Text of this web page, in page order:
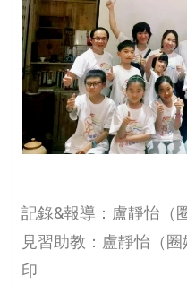
記錄&報導：盧靜怡（
見習助教：盧靜怡（
印